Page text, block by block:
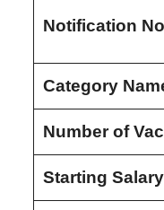
Notification
Category
Number of
Starting Salary